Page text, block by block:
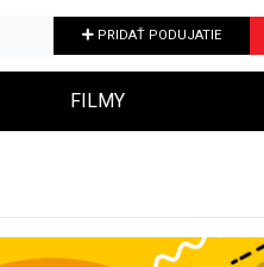
PRIDAŤ PODUJATIE
FILMY